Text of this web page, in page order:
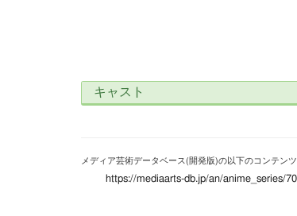
キャスト
メディア芸術データベース(開発版)の以下のコンテン
https://mediaarts-db.jp/an/anime_series/